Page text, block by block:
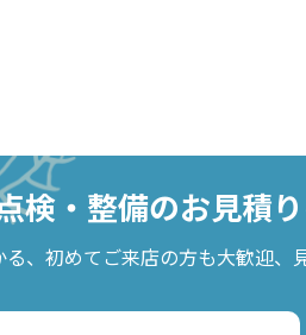
検・整備のお見積
、 初めてご来店の方も大歓迎、